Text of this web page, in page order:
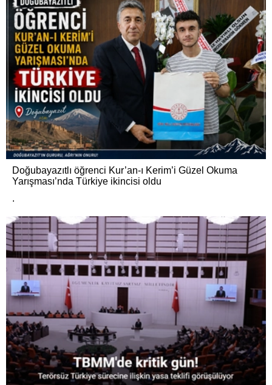
Doğubayazıtlı öğrenci Kur’an-ı Kerim’i Güzel Okuma
Yarışması’nda Türkiye ikincisi oldu
.